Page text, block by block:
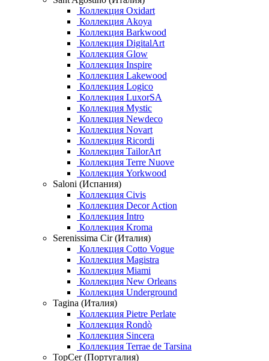
Коллекция Oxidart
Коллекция Akoya
Коллекция Barkwood
Коллекция DigitalArt
Коллекция Glow
Коллекция Inspire
Коллекция Lakewood
Коллекция Logico
Коллекция LuxorSA
Коллекция Mystic
Коллекция Newdeco
Коллекция Novart
Коллекция Ricordi
Коллекция TailorArt
Коллекция Terre Nuove
Коллекция Yorkwood
Saloni (Испания)
Коллекция Civis
Коллекция Decor Action
Коллекция Intro
Коллекция Kroma
Serenissima Cir (Италия)
Коллекция Cotto Vogue
Коллекция Magistra
Коллекция Miami
Коллекция New Orleans
Коллекция Underground
Tagina (Италия)
Коллекция Pietre Perlate
Коллекция Rondò
Коллекция Sincera
Коллекция Terrae de Tarsina
TopCer (Португалия)